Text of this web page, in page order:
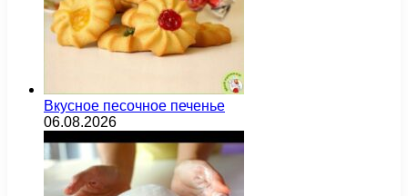
Вкусное песочное печенье
06.08.2026